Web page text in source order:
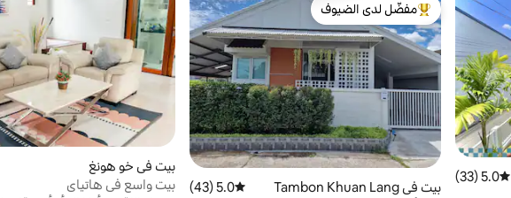
متوسط التقييم 5.0 من 5، 33 مراجعات
5.0 (33)
من أبرز البيوت المفضّلة لدى الضيوف
مفضّل لدى الضيوف
بيت في Tambon Khuan Lang متوسط التقييم 5.0 من 5، 43 مراجعات
5.0 (43)
بيت في خو هونغ
بيت واسع في هاتياي